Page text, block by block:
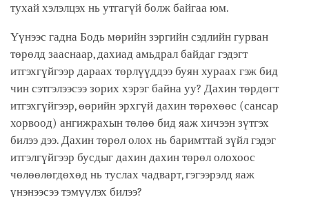
тухай хэлэлцэх нь утгагүй болж байгаа юм.
Үүнээс гадна Бодь мөрийн зэргийн сэдлийн гурван
төрөлд зааснаар, дахиад амьдрал байдаг гэдэгт
итгэхгүйгээр дараах төрлүүддээ буян хураах гэж бид
чин сэтгэлээсээ зорих хэрэг байна уу? Дахин төрдөгт
итгэхгүйгээр, өөрийн эрхгүй дахин төрөхөөс (сансар
хорвоод) ангижрахын төлөө бид яаж хичээн зүтгэх
билээ дээ. Дахин төрөл олох нь баримттай зүйл гэдэг
итгэлгүйгээр бусдыг дахин дахин төрөл олохоос
чөлөөлөгдөхөд нь туслах чадварт, гэгээрэлд яаж
үнэнээсээ тэмүүлэх билээ?